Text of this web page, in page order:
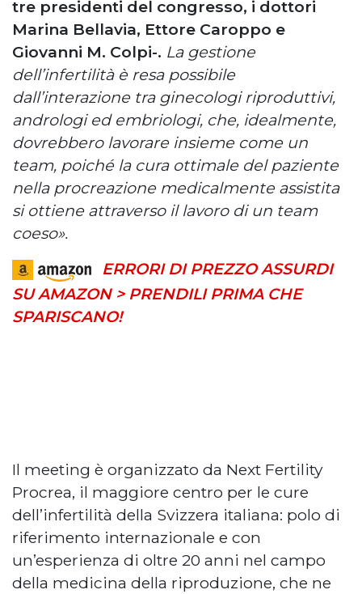
tre presidenti del congresso, i dottori
Marina Bellavia, Ettore Caroppo e
Giovanni M. Colpi-. La gestione
dell’infertilità è resa possibile
dall’interazione tra ginecologi riproduttivi,
andrologi ed embriologi, che, idealmente,
dovrebbero lavorare insieme come un
team, poiché la cura ottimale del paziente
nella procreazione medicalmente assistita
si ottiene attraverso il lavoro di un team
coeso».
ERRORI DI PREZZO ASSURDI
SU AMAZON > PRENDILI PRIMA CHE
SPARISCANO!
Il meeting è organizzato da Next Fertility
Procrea, il maggiore centro per le cure
dell’infertilità della Svizzera italiana: polo di
riferimento internazionale e con
un’esperienza di oltre 20 anni nel campo
della medicina della riproduzione, che ne